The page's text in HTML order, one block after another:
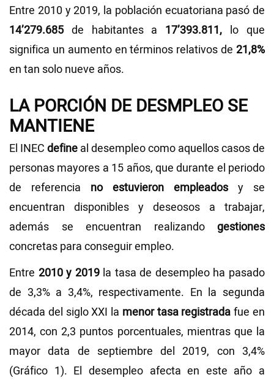
Entre 2010 y 2019, la población ecuatoriana pasó de
14’279.685 de habitantes a 17’393.811, lo que
significa un aumento en términos relativos de 21,8%
en tan solo nueve años.
LA PORCIÓN DE DESMPLEO SE
MANTIENE
El INEC define al desempleo como aquellos casos de
personas mayores a 15 años, que durante el periodo
de referencia no estuvieron empleados y se
encuentran disponibles y deseosos a trabajar,
además se encuentran realizando gestiones
concretas para conseguir empleo.
Entre 2010 y 2019la tasa de desempleo ha pasado
de 3,3% a 3,4%, respectivamente. En la segunda
década del siglo XXI la menor tasa registrada fue en
2014, con 2,3 puntos porcentuales, mientras que la
mayor data de septiembre del 2019, con 3,4%
(Gráfico 1). El desempleo afecta en este año a